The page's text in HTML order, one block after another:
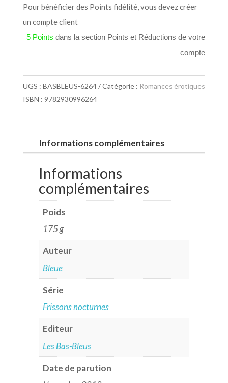
Pour bénéficier des Points fidélité, vous devez créer
un compte client
5 Points dans la section Points et Réductions de votre
compte
UGS : BASBLEUS-6264 Catégorie : Romances érotiques
ISBN : 9782930996264
Informations complémentaires
Informations
complémentaires
Poids
175 g
Auteur
Bleue
Série
Frissons nocturnes
Editeur
Les Bas-Bleus
Date de parution